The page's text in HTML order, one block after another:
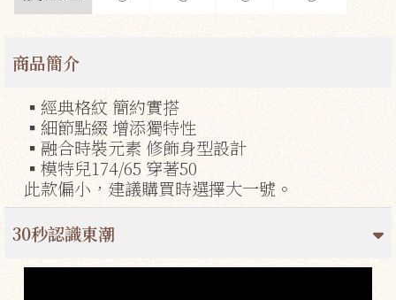
商品簡介
▪經典格紋 簡約實搭
▪細節點綴 增添獨特性
▪融合時裝元素 修飾身型設計
▪模特兒174/65 穿著50
此款偏小，建議購買時選擇大一號。
30秒認識東潮